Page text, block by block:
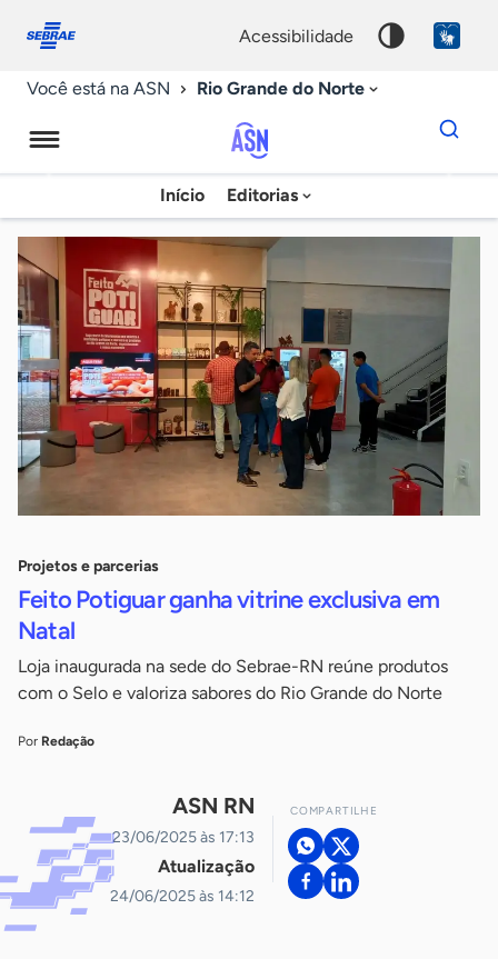
conosco
acessibilidade
Você está na ASN Rio Grande do Norte
Agência
Sebrae
de
Notícias
Início Editorias
Dados
para
chave
Projetos e parcerias
Feito Potiguar ganha vitrine exclusiva em
Natal
Loja inaugurada na sede do Sebrae-RN reúne produtos
com o Selo e valoriza sabores do Rio Grande do Norte
Por Redação
ASN RN
23/06/2025 às 17:13
Atualização
24/06/2025 às 14:12
COMPARTILHE